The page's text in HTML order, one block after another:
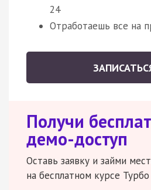
24
Отработаешь все на
Получи
демо-доступ
Оставь заявку и займи
на бесплатном курсе